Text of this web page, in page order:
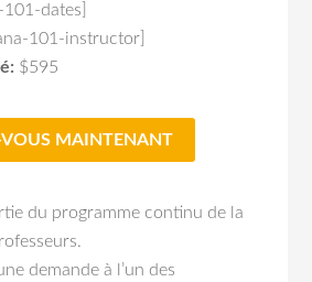
101-dates]
101-instructor]
$595
VOUS MAINTENANT
du programme continu de la
demande à l’un des